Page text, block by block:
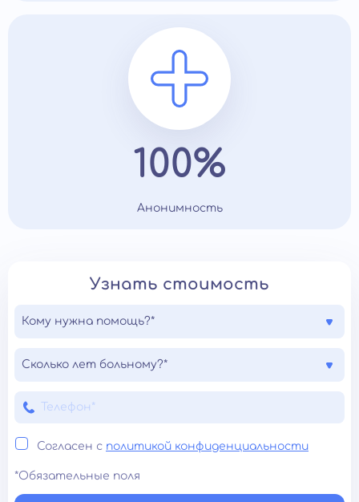
100%
Анонимность
Узнать стоимость
Кому нужна помощь?*
Сколько лет больному?*
Согласен с политикой конфиденциальности
*Обязательные поля